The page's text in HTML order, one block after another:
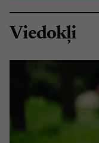
Viedokļi